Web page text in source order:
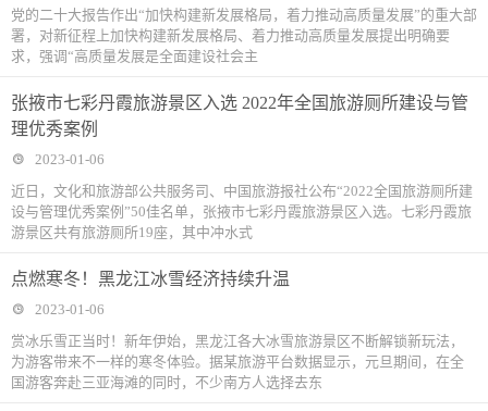
党的二十大报告作出“加快构建新发展格局，着力推动高质量发展”的重大部
署，对新征程上加快构建新发展格局、着力推动高质量发展提出明确要
求，强调“高质量发展是全面建设社会主
张掖市七彩丹霞旅游景区入选 2022年全国旅游厕所建设与管
理优秀案例
2023-01-06
近日，文化和旅游部公共服务司、中国旅游报社公布“2022全国旅游厕所建
设与管理优秀案例”50佳名单，张掖市七彩丹霞旅游景区入选。七彩丹霞旅
游景区共有旅游厕所19座，其中冲水式
点燃寒冬！黑龙江冰雪经济持续升温
2023-01-06
赏冰乐雪正当时！新年伊始，黑龙江各大冰雪旅游景区不断解锁新玩法，
为游客带来不一样的寒冬体验。据某旅游平台数据显示，元旦期间，在全
国游客奔赴三亚海滩的同时，不少南方人选择去东